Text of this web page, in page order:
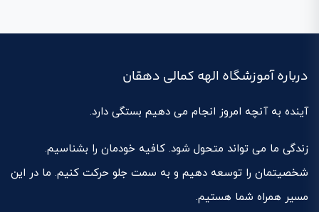
درباره آموزشگاه الهه کمالی دهقان
آینده به آنچه امروز انجام می دهیم بستگی دارد.
زندگی ما می تواند متحول شود. کافیه خودمان را بشناسیم.
شخصیتمان را توسعه دهیم و به سمت جلو حرکت کنیم. ما در این
مسیر همراه شما هستیم.